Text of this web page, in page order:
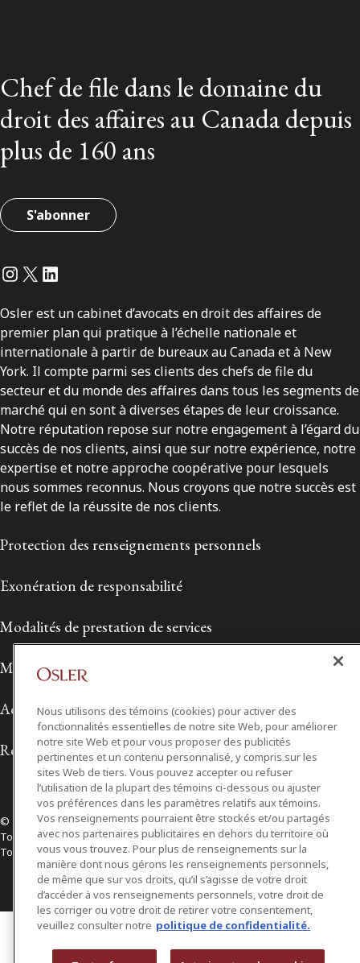
Chef de file dans le domaine du
droit des affaires au Canada depuis
plus de 160 ans
S'abonner
Instagram
Twitter
LinkedIn
Osler est un cabinet d’avocats en droit des affaires de
premier plan qui pratique à l’échelle nationale et
internationale à partir de bureaux au Canada et à New
York. Il compte parmi ses clients des chefs de file du
secteur et du monde des affaires dans tous les segments de
marché qui en sont à diverses étapes de leur croissance.
Notre réputation repose sur notre engagement à l’égard du
succès de nos clients, ainsi que sur notre expérience, notre
expertise et notre approche coopérative pour lesquels
nous sommes reconnus. Nous croyons que notre succès est
le reflet de la réussite de nos clients.
Protection des renseignements personnels
Exonération de responsabilité
Modalités de prestation de services
Modalités d'utilisation
Accessibilité
Relations avec les médias
© 2026 Osler, Hoskin & Harcourt S.E.N.C.R.L./s.r.l.
Tous droits réservés
Toronto | Montréal | Calgary | Vancouver | Ottawa | New York
Nous utilisons des témoins (cookies) pour activer des
fonctionnalités essentielles de notre site Web, pour améliorer
notre site Web et pour vous proposer des publicités
pertinentes et un contenu personnalisé, y compris sur les
sites Web de tiers. Vous pouvez accepter ou refuser
l’utilisation de la plupart des témoins ci-dessous ou ajuster
vos préférences dans les paramètres relatifs aux témoins.
Vos renseignements pourraient être stockés et/ou partagés
avec nos partenaires publicitaires en dehors du territoire où
vous vous trouvez. Pour plus de renseignements sur la
manière dont nous gérons les renseignements personnels,
de même que sur vos droits, qu’il s’agisse de votre droit
d’accéder à vos renseignements personnels, votre droit de
les corriger ou votre droit de retirer votre consentement,
veuillez consulter notre politique de confidentialité.